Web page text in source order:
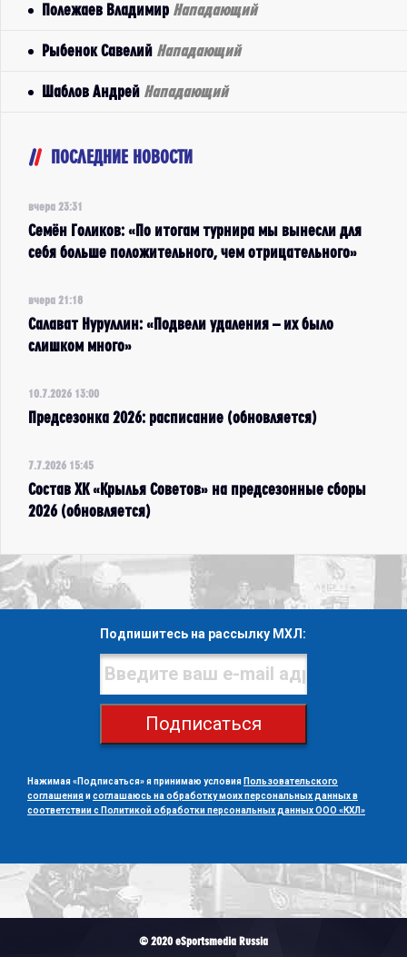
Полежаев Владимир Нападающий
Рыбенок Савелий Нападающий
Шаблов Андрей Нападающий
ПОСЛЕДНИЕ НОВОСТИ
вчера 23:31
Семён Голиков: «По итогам турнира мы вынесли для
себя больше положительного, чем отрицательного»
вчера 21:18
Салават Нуруллин: «Подвели удаления – их было
слишком много»
10.7.2026 13:00
Предсезонка 2026: расписание (обновляется)
7.7.2026 15:45
Состав ХК «Крылья Советов» на предсезонные сборы
2026 (обновляется)
Подпишитесь на рассылку МХЛ:
Подписаться
Нажимая «Подписаться» я принимаю условия Пользовательского
соглашенияисоглашаюсь на обработку моих персональных данных в
соответствии с Политикой обработки персональных данных ООО «КХЛ»
© 2020 eSportsmedia Russia